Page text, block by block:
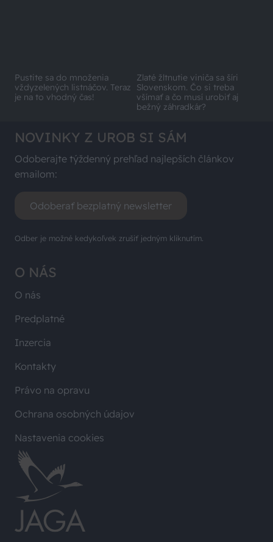
Pustite sa do množenia
vždyzelených listnáčov. Teraz
je na to vhodný čas!
Zlaté žltnutie viniča sa šíri
Slovenskom. Čo si treba
všímať a čo musí urobiť aj
bežný záhradkár?
O NÁS
O nás
Predplatné
Inzercia
Kontakty
Právo na opravu
Ochrana osobných údajov
Nastavenia cookies
NOVINKY Z UROB SI SÁM
Odoberajte týždenný prehľad najlepších článkov
emailom:
Odoberať bezplatný newsletter
Odber je možné kedykoľvek zrušiť jedným kliknutím.